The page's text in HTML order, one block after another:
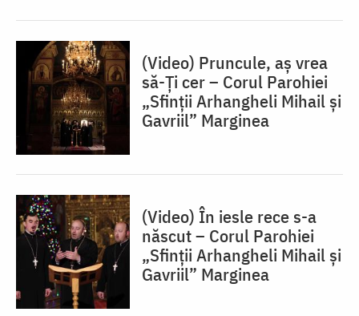
(Video) Pruncule, aș vrea
să-Ți cer – Corul Parohiei
„Sfinții Arhangheli Mihail și
Gavriil” Marginea
(Video) În iesle rece s-a
născut – Corul Parohiei
„Sfinții Arhangheli Mihail și
Gavriil” Marginea